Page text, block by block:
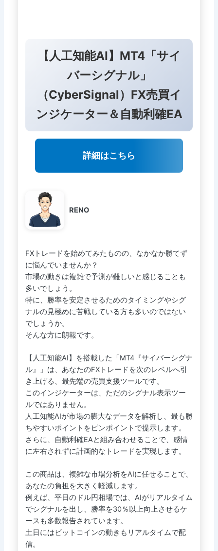
【人工知能AI】MT4「サイ
バーシグナル」
（CyberSignal）FX売買イ
ンジケーター＆自動利確EA
詳細はこちら
RENO
FXトレードを始めてみたものの、なかなか勝てず
に悩んでいませんか？
市場の動きは複雑で予測が難しいと感じることも
多いでしょう。
特に、勝率を安定させるためのタイミングやシグ
ナルの見極めに苦戦している方も多いのではない
でしょうか。
そんな方に朗報です。
【人工知能AI】を搭載した「MT4『サイバーシグナ
ル』」は、あなたのFXトレードを次のレベルへ引
き上げる、最先端の売買支援ツールです。
このインジケーターは、ただのシグナル表示ツー
ルではありません。
人工知能AIが市場の膨大なデータを解析し、最も勝
ちやすいポイントをピンポイントで提示します。
さらに、自動利確EAと組み合わせることで、感情
に左右されずに計画的なトレードを実現します。
この商品は、複雑な市場分析をAIに任せることで、
あなたの負担を大きく軽減します。
例えば、平日のドル円相場では、AIがリアルタイム
でシグナルを出し、勝率を30％以上向上させるケ
ースも多数報告されています。
土日にはビットコインの動きもリアルタイムで配
信。